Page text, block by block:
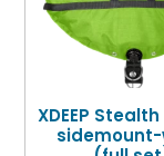
XDEEP Stealth